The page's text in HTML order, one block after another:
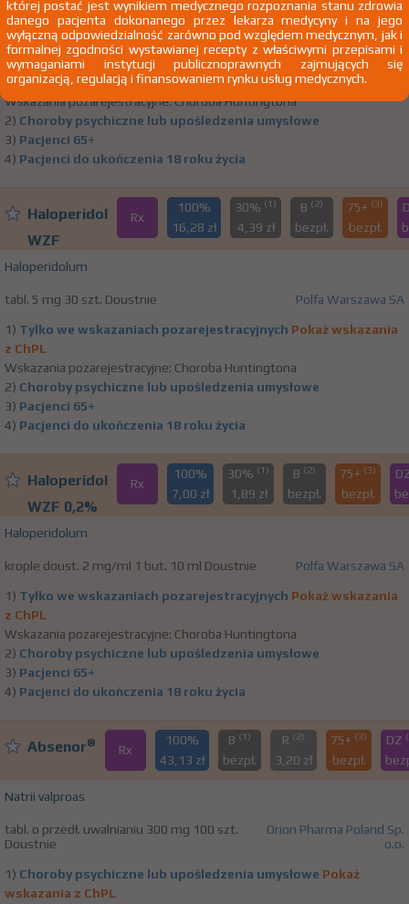
tabl. 1 mg 40 szt. Doustnie Polfa Warszawa SA
1)Tylko we wskazaniach pozarejestracyjnych
Pokaż wskazania
z ChPL
Wskazania pozarejestracyjne: Choroba Huntingtona
2) Choroby psychiczne lub upośledzenia umysłowe
3) Pacjenci 65+
4) Pacjenci do ukończenia 18 roku życia
Haloperidol
WZF
Rx
100%
16,28 zł
30% (1)
4,39 zł
B (2)
bezpł.
75+ (3)
bezpł.
Haloperidolum
tabl. 5 mg 30 szt. Doustnie Polfa Warszawa SA
1) Tylko we wskazaniach pozarejestracyjnych Pokaż wskazania
z ChPL
Wskazania pozarejestracyjne: Choroba Huntingtona
2) Choroby psychiczne lub upośledzenia umysłowe
3) Pacjenci 65+
4) Pacjenci do ukończenia 18 roku życia
Haloperidol
WZF 0,2%
Rx
100%
7,00 zł
30% (1)
1,89 zł
B (2)
bezpł.
75+ (3)
bezpł.
Haloperidolum
krople doust. 2 mg/ml 1 but. 10 ml Doustnie Polfa Warszawa SA
1) Tylko we wskazaniach pozarejestracyjnych Pokaż wskazania
z ChPL
Wskazania pozarejestracyjne: Choroba Huntingtona
2) Choroby psychiczne lub upośledzenia umysłowe
3) Pacjenci 65+
4) Pacjenci do ukończenia 18 roku życia
Absenor® Rx
100%
43,13 zł
B (1)
bezpł.
R (2)
3,20 zł
75+ (3)
bezpł.
DZ
Natrii valproas
tabl. o przedł. uwalnianiu 300 mg 100 szt.
Doustnie
Orion Pharma Poland Sp.
o.o.
1) Choroby psychiczne lub upośledzenia umysłowe Pokaż
wskazania z ChPL
której postać jest wynikiem medycznego rozpoznania stanu zdrowia
danego pacjenta dokonanego przez lekarza medycyny i na jego
wyłączną odpowiedzialność zarówno pod względem medycznym, jak i
formalnej zgodności wystawianej recepty z właściwymi przepisami i
wymaganiami instytucji publicznoprawnych zajmujących się
organizacją, regulacją i finansowaniem rynku usług medycznych.